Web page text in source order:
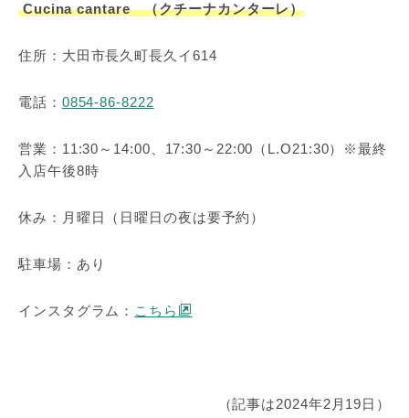
Cucina cantare （クチーナカンターレ）
住所：大田市長久町長久イ614
電話： 0854-86-8222
営業：11:30～14:00、17:30～22:00（L.O21:30）※最終
入店午後8時
休み：月曜日（日曜日の夜は要予約）
駐車場：あり
インスタグラム： こちら
（記事は2024年2月19日）